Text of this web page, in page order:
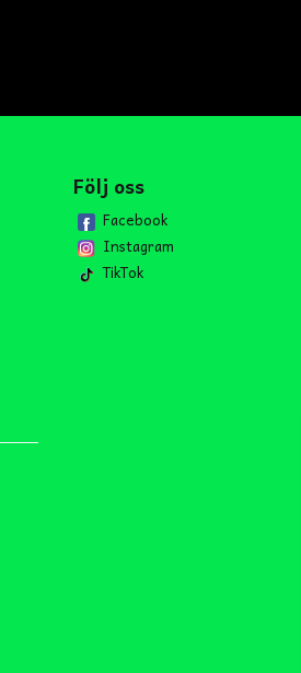
Följ oss
Facebook
Instagram
TikTok